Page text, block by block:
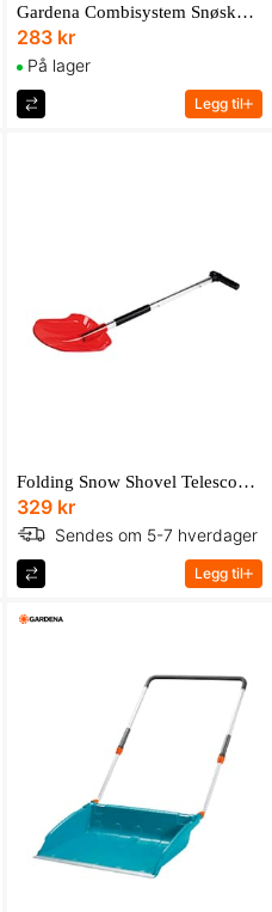
Gardena Combisystem Snøskuffe Kst 50
283 kr
På lager
Legg til
Folding Snow Shovel Telescopic Handle
329 kr
Sendes om 5-7 hverdager
Legg til